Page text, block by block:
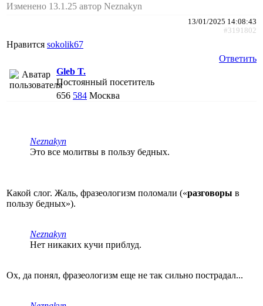
Изменено 13.1.25 автор Neznakyn
13/01/2025 14:08:43
#3191802
Нравится sokolik67
Ответить
Gleb T.
Постоянный посетитель
656 584 Москва
Neznakyn
Это все молитвы в пользу бедных.
Какой слог. Жаль, фразеологизм поломали («разговоры в
пользу бедных»).
Neznakyn
Нет никаких кучи приблуд.
Ох, да понял, фразеологизм еще не так сильно пострадал...